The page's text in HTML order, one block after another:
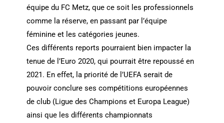
équipe du FC Metz, que ce soit les professionnels
comme la réserve, en passant par l’équipe
féminine et les catégories jeunes.
Ces différents reports pourraient bien impacter la
tenue de l’Euro 2020, qui pourrait être repoussé en
2021. En effet, la priorité de l’UEFA serait de
pouvoir conclure ses compétitions européennes
de club (Ligue des Champions et Europa League)
ainsi que les différents championnats